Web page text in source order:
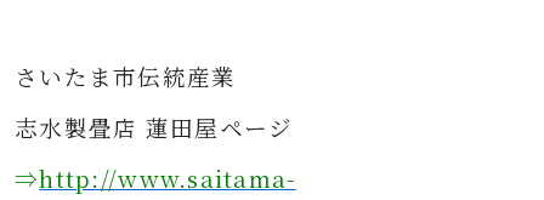
さ いたま市伝統産業
志水製畳店 蓮田屋ページ
⇒http://www.saitama-